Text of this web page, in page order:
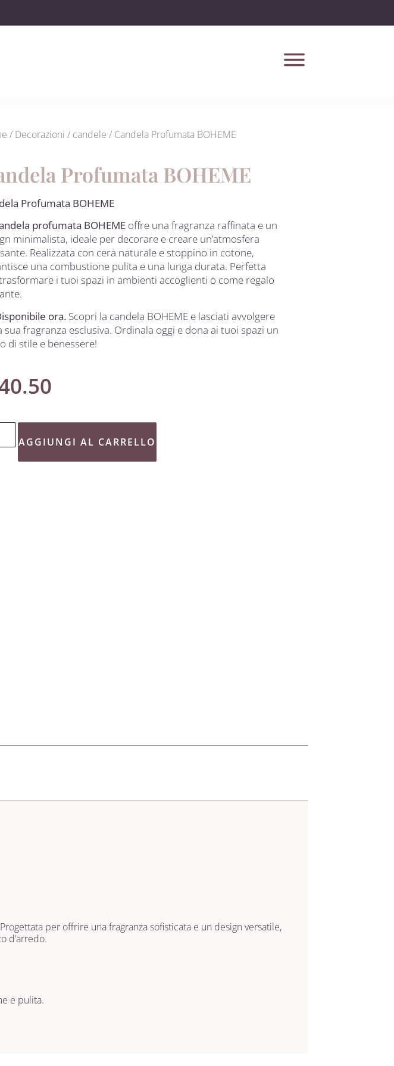
/ Decorazioni / candele / Candela Profumata BOHEME
Profumata BOHEME
Profumata BOHEME
profumata BOHEME offre una fragranza raffinata e un
minimalista, ideale per decorare e creare un’atmosfera
Realizzata con cera naturale e stoppino in cotone,
una combustione pulita e una lunga durata. Perfetta
i tuoi spazi in ambienti accoglienti o come regalo
ora. Scopri la candela BOHEME e lasciati avvolgere
sua fragranza esclusiva. Ordinala oggi e dona ai tuoi spazi un
di stile e benessere!
AGGIUNGI AL CARRELLO
per offrire una fragranza sofisticata e un design versatile,
d’arredo.
e pulita.